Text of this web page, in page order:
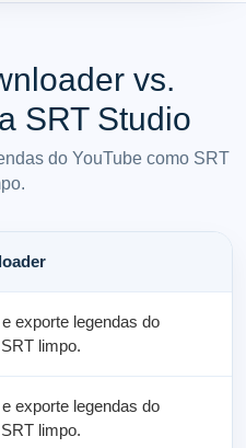
vs.
SRT Studio
do YouTube como SRT
exporte legendas do
limpo.
exporte legendas do
limpo.